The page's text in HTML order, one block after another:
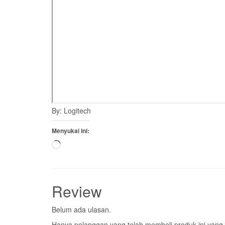
By: Logitech
Menyukai ini:
Memuat...
Review
Belum ada ulasan.